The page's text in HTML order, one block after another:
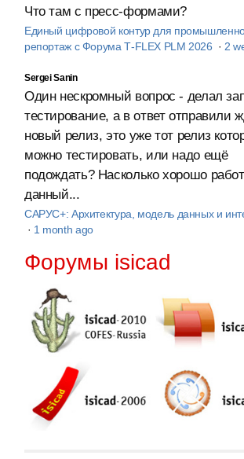
Что там с пресс-формами?
Единый цифровой контур для
репортаж с Форума T‑FLEX PLM 2026 · 2
Sergei Sanin
Один нескромный вопрос - делал
тестирование, а в ответ отправили
новый релиз, это уже тот релиз
можно тестировать, или надо ещё
подождать? Насколько хорошо
данный...
САРУС+: Архитектура, модель данных и
· 1 month ago
Форумы isicad